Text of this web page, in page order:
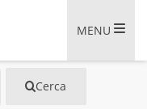
MENU